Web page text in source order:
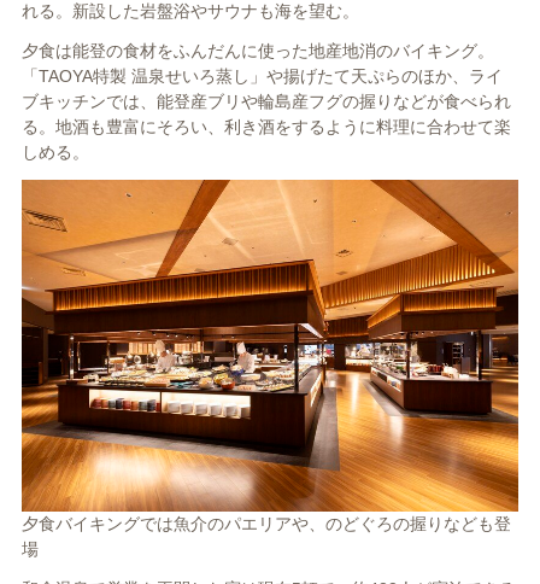
れる。新設した岩盤浴やサウナも海を望む。
夕食は能登の食材をふんだんに使った地産地消のバイキング。
「TAOYA特製 温泉せいろ蒸し」や揚げたて天ぷらのほか、ライ
ブキッチンでは、能登産ブリや輪島産フグの握りなどが食べられ
る。地酒も豊富にそろい、利き酒をするように料理に合わせて楽
しめる。
夕食バイキングでは魚介のパエリアや、のどぐろの握りなども登
場